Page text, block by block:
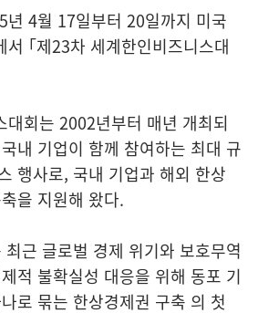
4월 17일부터 20일까지 미국
서 ｢제23차 세계한인비즈니스대
대회는 2002년부터 매년 개최되
내 기업이 함께 참여하는 최대 규
행사로, 국내 기업과 해외 한상
을 지원해 왔다.
근 글로벌 경제 위기와 보호무역
적 불확실성 대응을 위해 동포 기
로 묶는 한상경제권 구축 의 첫